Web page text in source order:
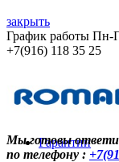
закрыть
График работы Пн-
+7(916) 118 35 25
Контакты
Гарантии
Мы готовы
по телефону :